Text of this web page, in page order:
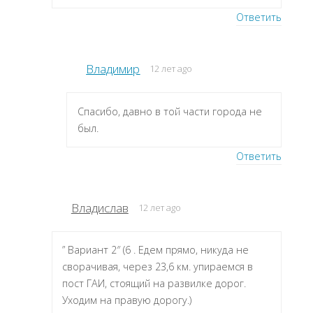
Ответить
Владимир 12 лет ago
Спасибо, давно в той части города не
был.
Ответить
Владислав 12 лет ago
” Вариант 2″ (6 . Едем прямо, никуда не
сворачивая, через 23,6 км. упираемся в
пост ГАИ, стоящий на развилке дорог.
Уходим на правую дорогу.)